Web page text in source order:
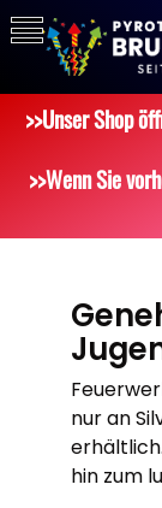
>>Unser Shop
>>Wenn Sie
nur an
hin zum